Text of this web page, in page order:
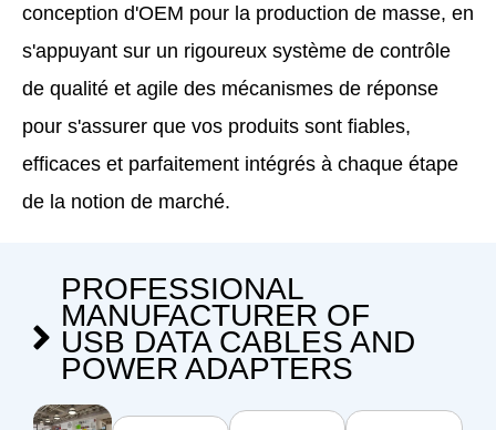
conception d'OEM pour la production de masse, en
s'appuyant sur un rigoureux système de contrôle
de qualité et agile des mécanismes de réponse
pour s'assurer que vos produits sont fiables,
efficaces et parfaitement intégrés à chaque étape
de la notion de marché.
PROFESSIONAL
MANUFACTURER OF
USB DATA CABLES AND
POWER ADAPTERS